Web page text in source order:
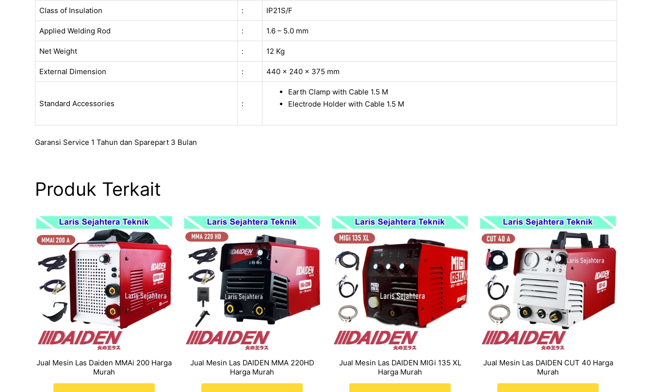
Class of Insulation : IP21S/F
Applied Welding Rod : 1.6 – 5.0 mm
Net Weight : 12 Kg
External Dimension : 440 x 240 x 375 mm
Standard Accessories :
Earth Clamp with Cable 1.5 M
Electrode Holder with Cable 1.5 M
Garansi Service 1 Tahun dan Sparepart 3 Bulan
Produk Terkait
Jual Mesin Las Daiden MMAi 200 Harga
Murah
Jual Mesin Las DAIDEN MMA 220HD
Harga Murah
Jual Mesin Las DAIDEN MIGi 135 XL
Harga Murah
Jual Mesin Las DAIDEN CUT 40 Harga
Murah